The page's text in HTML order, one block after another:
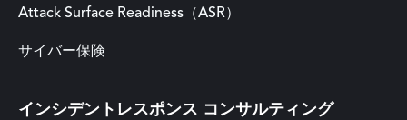
Attack Surface Readiness（ASR）
サイバー保険
インシデントレスポンス コンサルティング